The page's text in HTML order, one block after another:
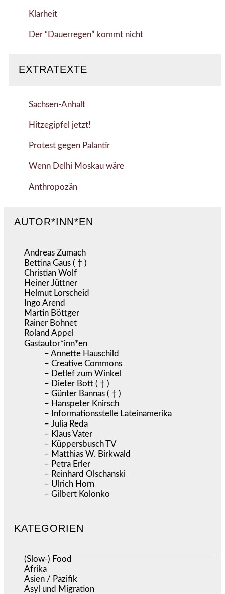
Klarheit
Der “Dauerregen” kommt nicht
EXTRATEXTE
Sachsen-Anhalt
Hitzegipfel jetzt!
Protest gegen Palantir
Wenn Delhi Moskau wäre
Anthropozän
AUTOR*INN*EN
Andreas Zumach
Bettina Gaus ( † )
Christian Wolf
Heiner Jüttner
Helmut Lorscheid
Ingo Arend
Martin Böttger
Rainer Bohnet
Roland Appel
Gastautor*inn*en
– Annette Hauschild
– Creative Commons
– Detlef zum Winkel
– Dieter Bott ( † )
– Günter Bannas ( † )
– Hanspeter Knirsch
– Informationsstelle Lateinamerika
– Julia Reda
– Klaus Vater
– Küppersbusch TV
– Matthias W. Birkwald
– Petra Erler
– Reinhard Olschanski
– Ulrich Horn
– Gilbert Kolonko
KATEGORIEN
(Slow-) Food
Afrika
Asien / Pazifik
Asyl und Migration